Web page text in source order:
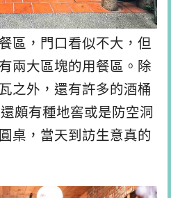
區，門口看似不大，但
兩大區塊的用餐區。除
之外，還有許多的酒桶
頗有種地窖或是防空洞
桌，當天到訪生意真的